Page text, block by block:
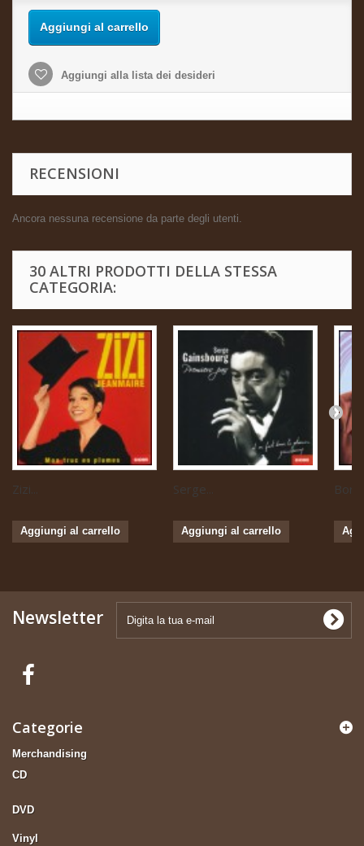
Aggiungi al carrello
Aggiungi alla lista dei desideri
RECENSIONI
Ancora nessuna recensione da parte degli utenti.
30 ALTRI PRODOTTI DELLA STESSA
CATEGORIA:
Zizi...
Aggiungi al carrello
Serge...
Aggiungi al carrello
Newsletter
Categorie
Merchandising
CD
DVD
Vinyl